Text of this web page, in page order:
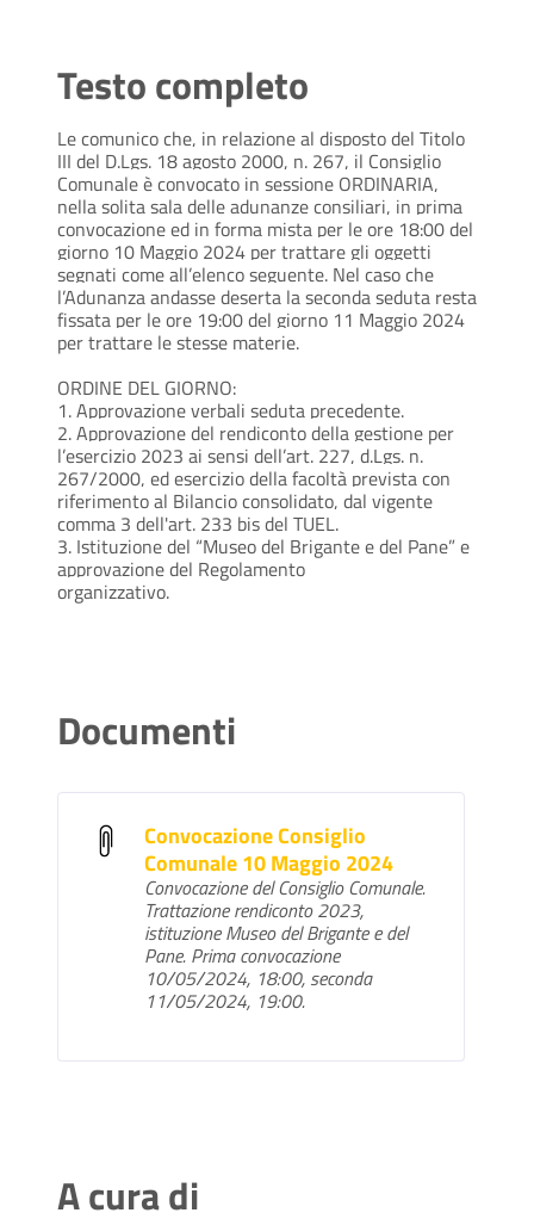
Testo completo
Le comunico che, in relazione al disposto del Titolo
III del D.Lgs. 18 agosto 2000, n. 267, il Consiglio
Comunale è convocato in sessione ORDINARIA,
nella solita sala delle adunanze consiliari, in prima
convocazione ed in forma mista per le ore 18:00 del
giorno 10 Maggio 2024 per trattare gli oggetti
segnati come all’elenco seguente. Nel caso che
l’Adunanza andasse deserta la seconda seduta resta
fissata per le ore 19:00 del giorno 11 Maggio 2024
per trattare le stesse materie.
ORDINE DEL GIORNO:
1. Approvazione verbali seduta precedente.
2. Approvazione del rendiconto della gestione per
l’esercizio 2023 ai sensi dell’art. 227, d.Lgs. n.
267/2000, ed esercizio della facoltà prevista con
riferimento al Bilancio consolidato, dal vigente
comma 3 dell'art. 233 bis del TUEL.
3. Istituzione del “Museo del Brigante e del Pane” e
approvazione del Regolamento
organizzativo.
Documenti
Convocazione Consiglio
Comunale 10 Maggio 2024
Convocazione del Consiglio Comunale.
Trattazione rendiconto 2023,
istituzione Museo del Brigante e del
Pane. Prima convocazione
10/05/2024, 18:00, seconda
11/05/2024, 19:00.
A cura di